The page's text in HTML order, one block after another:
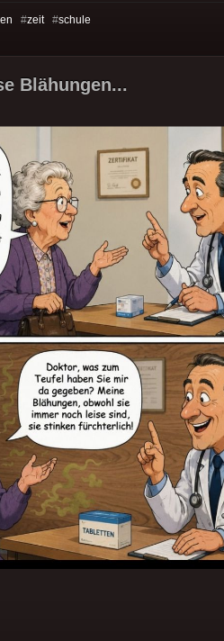
#zeit#schule
Blähungen...